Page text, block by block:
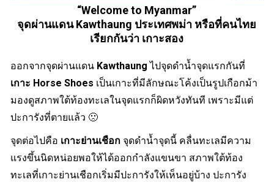
“Welcome to Myanmar”
จุดผ่านแดน Kawthaung ประเทศพม่า หรือที่คนไทย
เรียกกันว่า เกาะสอง
ออกจากจุดผ่านแดน Kawthaungไปจุดดำน้ำจุดแรกกันที่
เกาะ Horse Shoes เป็นเกาะที่มีลักษณะโค้งเป็นรูปเกือกม้า
มองดูสภาพใต้ท้องทะเลในจุดแรกก็ผิดหวังทันที เพราะมีแต่
ปะการังที่ตายแล้ว 🙁
จุดต่อไปคือ เกาะย่านเชือก จุดดำน้ำจุดนี้ คลื่นทะเลมีความ
แรงขึ้นนิดหน่อยพอให้ได้ออกกำลังแขนขา สภาพใต้ท้อง
ทะเลที่เกาะย่านเชือกเริ่มมีปะการังให้เห็นอยู่บ้าง ปะการัง